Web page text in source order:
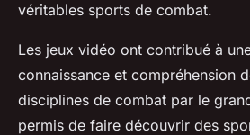
véritables sports de combat.
Les jeux vidéo ont contribué à
connaissance et compréhension
disciplines de combat par le
permis de faire découvrir des